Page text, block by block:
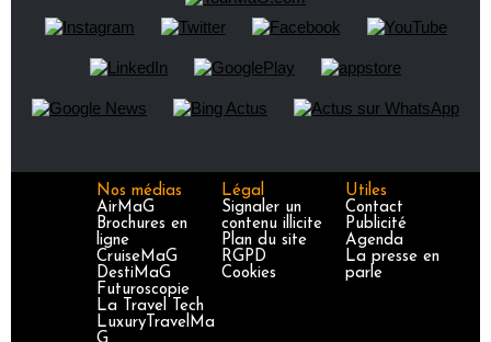
Nos médias
AirMaG
Brochures en
ligne
CruiseMaG
DestiMaG
Futuroscopie
La Travel Tech
LuxuryTravelMa
Légal
Signaler un
contenu illicite
Plan du site
RGPD
Cookies
Utiles
Contact
Publicité
Agenda
La presse en
parle